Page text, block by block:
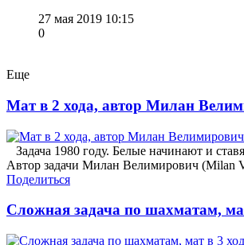
27 мая 2019 10:15
0
Еще
Мат в 2 хода, автор Милан
Задача 1980 году. Белые начинают и
Автор задачи Милан Велимирович (Milan
Поделиться
Сложная задача по шахматам,